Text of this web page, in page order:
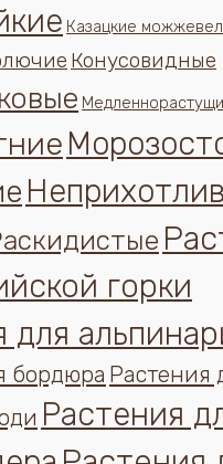
Казацкие
Конусовидные
горки
для
бордюра Растения
Растения